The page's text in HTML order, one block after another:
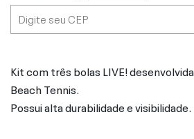
Kit com três bolas LIVE!
Beach Tennis.
Possui alta durabilidade e visibilidade.